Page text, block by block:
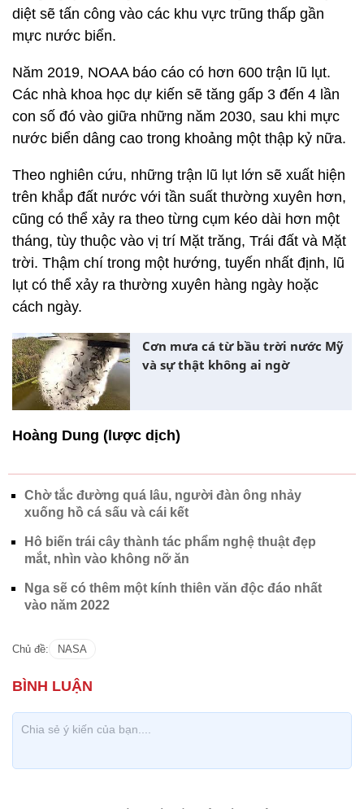
diệt sẽ tấn công vào các khu vực trũng thấp gần
mực nước biển.
Năm 2019, NOAA báo cáo có hơn 600 trận lũ lụt.
Các nhà khoa học dự kiến sẽ tăng gấp 3 đến 4 lần
con số đó vào giữa những năm 2030, sau khi mực
nước biển dâng cao trong khoảng một thập kỷ nữa.
Theo nghiên cứu, những trận lũ lụt lớn sẽ xuất hiện
trên khắp đất nước với tần suất thường xuyên hơn,
cũng có thể xảy ra theo từng cụm kéo dài hơn một
tháng, tùy thuộc vào vị trí Mặt trăng, Trái đất và Mặt
trời. Thậm chí trong một hướng, tuyến nhất định, lũ
lụt có thể xảy ra thường xuyên hàng ngày hoặc
cách ngày.
Cơn mưa cá từ bầu trời nước Mỹ
và sự thật không ai ngờ
Hoàng Dung (lược dịch)
Chờ tắc đường quá lâu, người đàn ông nhảy
xuống hồ cá sấu và cái kết
Hô biến trái cây thành tác phẩm nghệ thuật đẹp
mắt, nhìn vào không nỡ ăn
Nga sẽ có thêm một kính thiên văn độc đáo nhất
vào năm 2022
Chủ đề: NASA